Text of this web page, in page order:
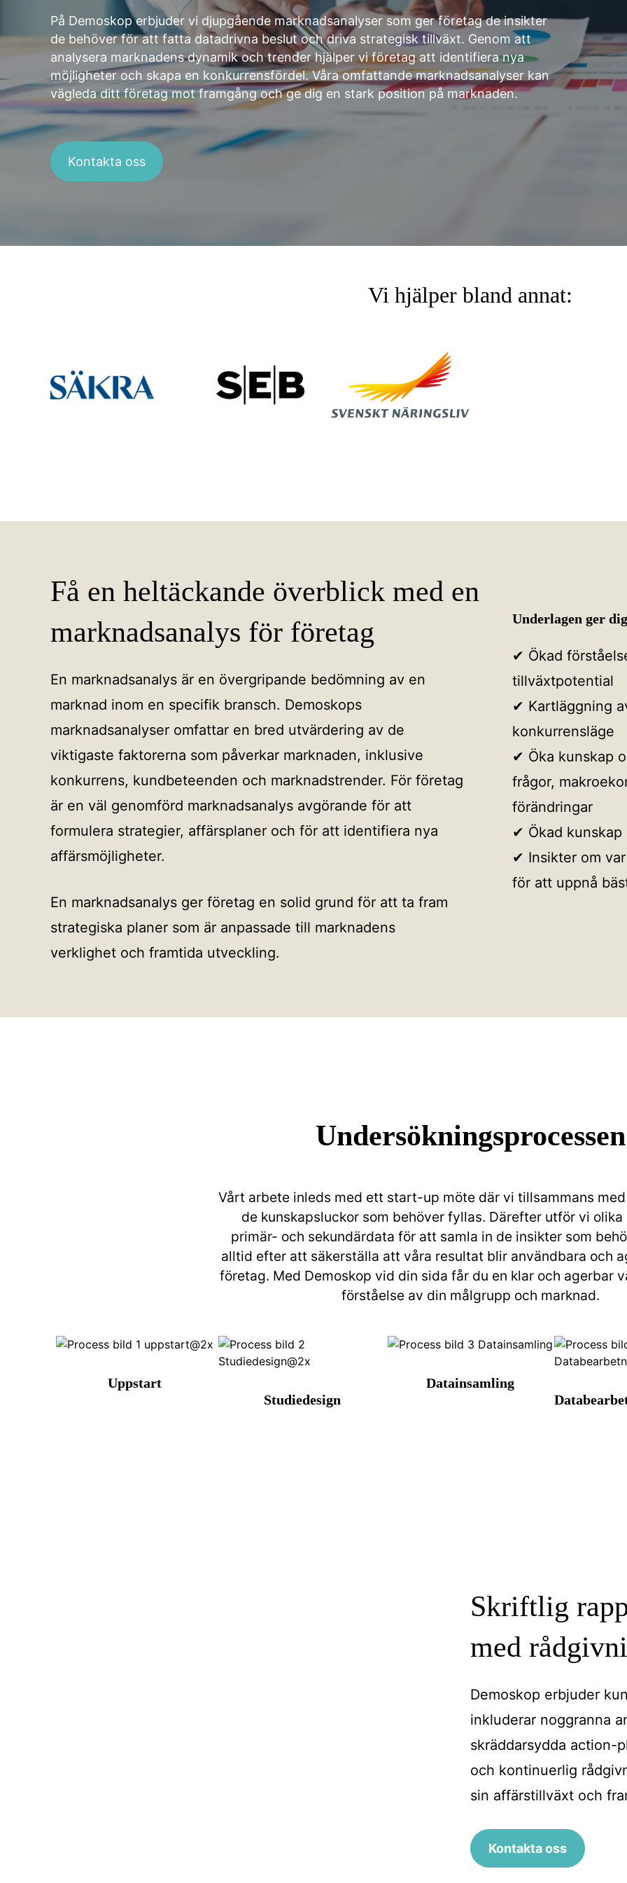
På Demoskop erbjuder vi djupgående marknadsanalyser som ger företag de insikter
de behöver för att fatta datadrivna beslut och driva strategisk tillväxt. Genom att
analysera marknadens dynamik och trender hjälper vi företag att identifiera nya
möjligheter och skapa en konkurrensfördel. Våra omfattande marknadsanalyser kan
vägleda ditt företag mot framgång och ge dig en stark position på marknaden.
Kontakta oss
Vi hjälper bland annat:
Få en heltäckande överblick med en
marknadsanalys för företag
En marknadsanalys är en övergripande bedömning av en
marknad inom en specifik bransch. Demoskops
marknadsanalyser omfattar en bred utvärdering av de
viktigaste faktorerna som påverkar marknaden, inklusive
konkurrens, kundbeteenden och marknadstrender. För företag
är en väl genomförd marknadsanalys avgörande för att
formulera strategier, affärsplaner och för att identifiera nya
affärsmöjligheter.
En marknadsanalys ger företag en solid grund för att ta fram
strategiska planer som är anpassade till marknadens
verklighet och framtida utveckling.
Underlagen ger
✔︎ Ökad
tillväxtpotential
✔︎ Kartläggning
konkurrensläge
✔︎ Öka kunskap
frågor,
förändringar
✔︎ Ökad
✔︎ Insikter om
för att uppnå
Undersökningsprocessen
Vårt arbete inleds med ett start-up möte där vi tillsammans
de kunskapsluckor som behöver fyllas. Därefter utför vi olika
primär- och sekundärdata för att samla in de insikter som
alltid efter att säkerställa att våra resultat blir användbara och
företag. Med Demoskop vid din sida får du en klar och agerbar
förståelse av din målgrupp och marknad.
Uppstart
Studiedesign
Datainsamling
Skriftlig
med
Demoskop erbjuder
inkluderar noggranna
skräddarsydda action-
och kontinuerlig
sin affärstillväxt och
Kontakta oss